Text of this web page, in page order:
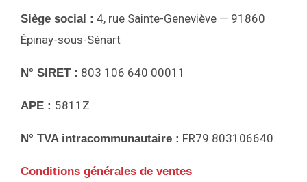
Siège social : 4, rue Sainte-Geneviève — 91860
Épinay-sous-Sénart
N° SIRET : 803 106 640 00011
APE : 5811Z
N° TVA intracommunautaire : FR79 803106640
Conditions générales de ventes